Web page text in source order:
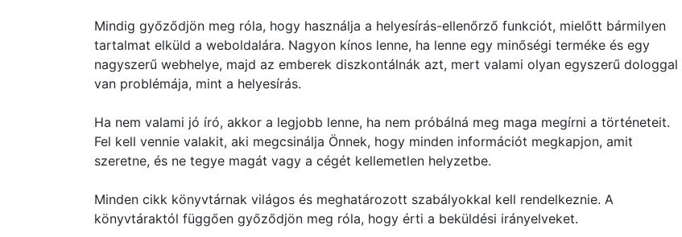
Mindig győződjön meg róla, hogy használja a helyesírás-ellenőrző funkciót, mielőtt bármilyen
tartalmat elküld a weboldalára. Nagyon kínos lenne, ha lenne egy minőségi terméke és egy
nagyszerű webhelye, majd az emberek diszkontálnák azt, mert valami olyan egyszerű dologgal
van problémája, mint a helyesírás.
Ha nem valami jó író, akkor a legjobb lenne, ha nem próbálná meg maga megírni a történeteit.
Fel kell vennie valakit, aki megcsinálja Önnek, hogy minden információt megkapjon, amit
szeretne, és ne tegye magát vagy a cégét kellemetlen helyzetbe.
Minden cikk könyvtárnak világos és meghatározott szabályokkal kell rendelkeznie. A
könyvtáraktól függően győződjön meg róla, hogy érti a beküldési irányelveket.